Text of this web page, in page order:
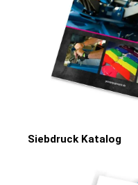
Siebdruck Katalog